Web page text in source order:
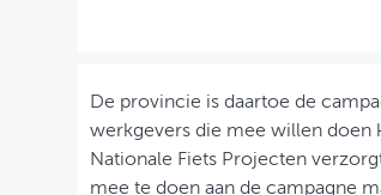
De provincie is daartoe de
werkgevers die mee willen doen
Nationale Fiets Projecten
mee te doen aan de campagne